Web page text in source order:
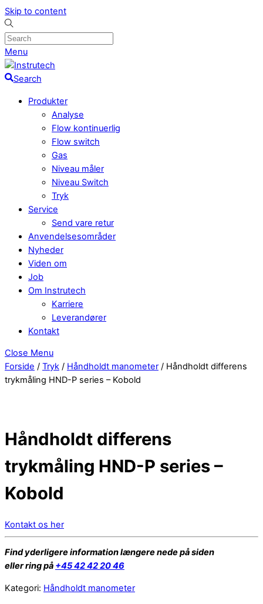
Skip to content
Menu
Search
Produkter
Analyse
Flow kontinuerlig
Flow switch
Gas
Niveau måler
Niveau Switch
Tryk
Service
Send vare retur
Anvendelsesområder
Nyheder
Viden om
Job
Om Instrutech
Karriere
Leverandører
Kontakt
Close Menu
Forside / Tryk / Håndholdt manometer / Håndholdt differens
trykmåling HND-P series – Kobold
Håndholdt differens
trykmåling HND-P series –
Kobold
Kontakt os her
Find yderligere information længere nede på siden
eller ring på +45 42 42 20 46
Kategori: Håndholdt manometer